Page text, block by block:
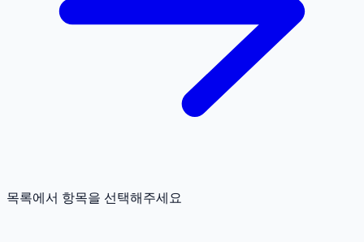
목록에서 항목을 선택해주세요